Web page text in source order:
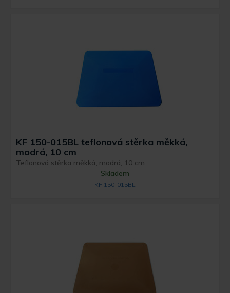
KF 150-015BL teflonová stěrka měkká,
modrá, 10 cm
Teflonová stěrka měkká, modrá, 10 cm.
Skladem
KF 150-015BL